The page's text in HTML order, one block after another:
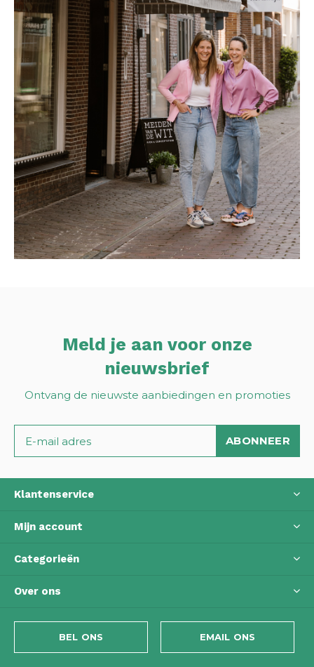
Meld je aan voor onze
nieuwsbrief
Ontvang de nieuwste aanbiedingen en promoties
ABONNEER
Klantenservice
Mijn account
Categorieën
Over ons
BEL ONS EMAIL ONS